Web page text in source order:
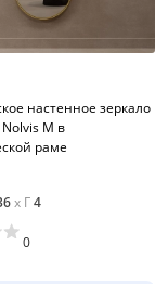
настенное зеркало
Nolvis M в
раме
x Г4
0